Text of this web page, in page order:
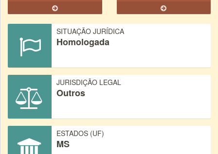
SITUAÇÃO JURÍDICA
Homologada
JURISDIÇÃO LEGAL
Outros
ESTADOS (UF)
MS